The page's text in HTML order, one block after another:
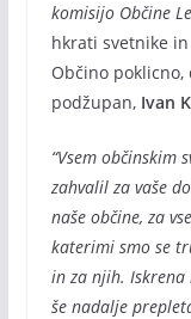
komisijo Občine
hkrati svetnike
Občino
podžupan, Ivan
“Vsem občinskim
zahvalil za vaše
naše občine, za
katerimi smo se
in za njih. Iskrena
še nadalje